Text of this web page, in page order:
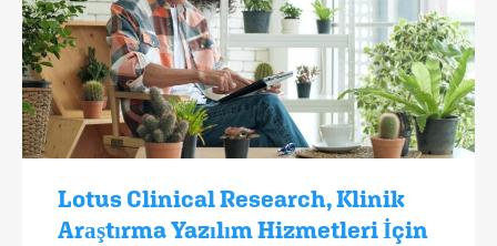
Lotus Clinical Research, Klinik
Araştırma Yazılım Hizmetleri İçin